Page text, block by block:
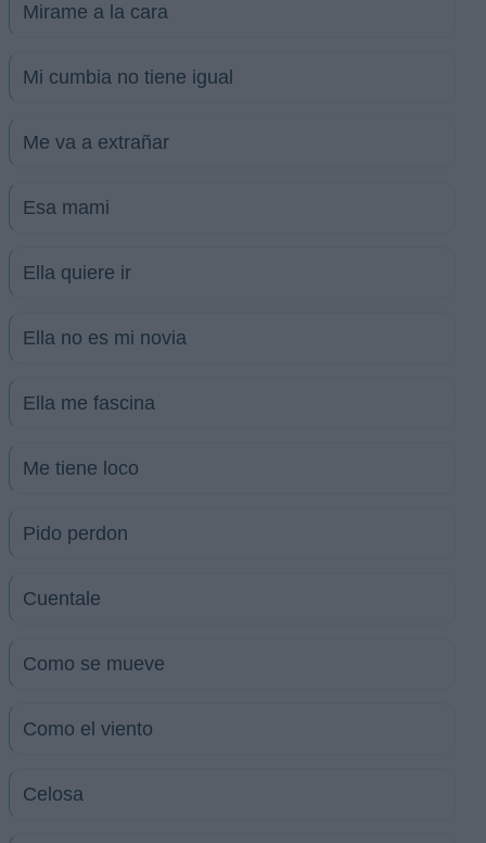
Mirame a la cara
Mi cumbia no tiene igual
Me va a extrañar
Esa mami
Ella quiere ir
Ella no es mi novia
Ella me fascina
Me tiene loco
Pido perdon
Cuentale
Como se mueve
Como el viento
Celosa